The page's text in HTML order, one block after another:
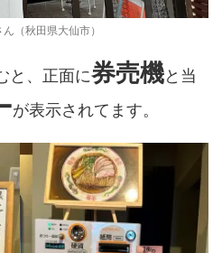
（秋田県大仙市）
と、正面に券売機と当
が表示されてます。